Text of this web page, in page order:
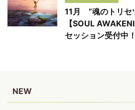
11月 ”魂のトリセ
【SOUL
セッション受付中！
NEW